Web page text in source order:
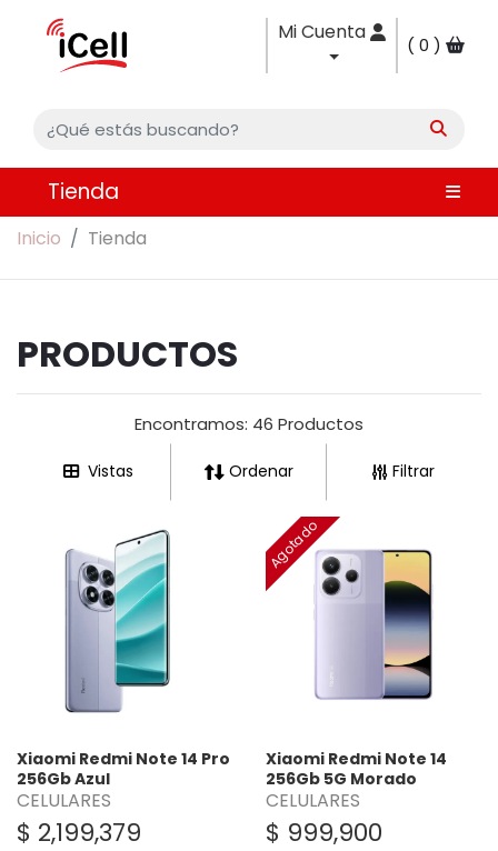
Mi Cuenta
0
Tienda
Inicio Tienda
PRODUCTOS
Encontramos: 46 Productos
Vistas Ordenar Filtrar
Xiaomi Redmi Note 14 Pro
256Gb Azul
CELULARES
$ 2,199,379
Agotado
Xiaomi Redmi Note 14
256Gb 5G Morado
CELULARES
$ 999,900